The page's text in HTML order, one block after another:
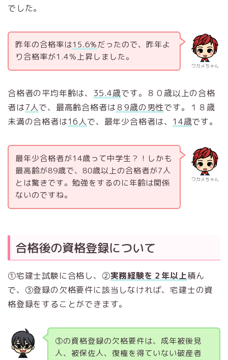
でした。
ワカメちゃん
昨年の合格率は15.6%だったので、昨年よ
り合格率が1.4％上昇しました。
合格者の平均年齢は、 35.4歳です。８０歳以上の合格
者は7人で、最高齢合格者は８9歳の男性です。１８歳
未満の合格者は16人で、最年少合格者は、 14歳です。
ワカメちゃん
最年少合格者が14歳って中学生？！しかも
最高齢が89歳で、80歳以上の合格者が7人
とは驚きです。勉強をするのに年齢は関係
ないのですね。
合格後の資格登録について
①宅建士試験に合格し、②実務経験を２年以上積ん
で、③登録の欠格要件に該当しなければ、宅建士の資
格登録をすることができます。
③の資格登録の欠格要件は、成年被後見
人、被保佐人、復権を得ていない破産者